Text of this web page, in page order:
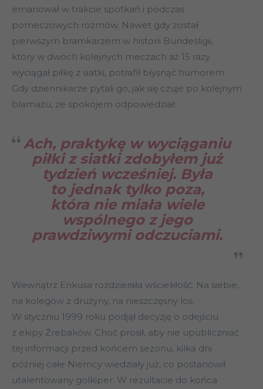
emanował w trakcie spotkań i podczas
pomeczowych rozmów. Nawet gdy został
pierwszym bramkarzem w historii Bundesligii,
który w dwóch kolejnych meczach aż 15 razy
wyciągał piłkę z siatki, potrafił błysnąć humorem.
Gdy dziennikarze pytali go, jak się czuje po kolejnym
blamażu, ze spokojem odpowiedział:
Ach, praktykę w wyciąganiu
piłki z siatki zdobyłem już
tydzień wcześniej. Była
to jednak tylko poza,
która nie miała wiele
wspólnego z jego
prawdziwymi odczuciami.
Wewnątrz Enkusa rozdzierała wściekłość. Na siebie,
na kolegów z drużyny, na nieszczęsny los.
W styczniu 1999 roku podjął decyzję o odejściu
z ekipy Źrebaków. Choć prosił, aby nie upubliczniać
tej informacji przed końcem sezonu, kilka dni
później całe Niemcy wiedziały już, co postanowił
utalentowany golkiper. W rezultacie do końca